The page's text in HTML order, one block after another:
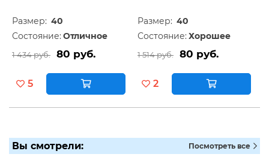
Размер: 40
Состояние: Отличное
1 434 руб. 80 руб.
5
Размер: 40
Состояние: Хорошее
1 514 руб. 80 руб.
2
Вы смотрели: Посмотреть все